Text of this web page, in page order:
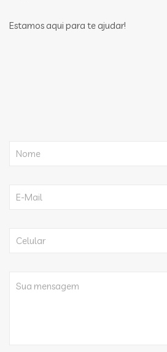
Estamos aqui para te ajudar!